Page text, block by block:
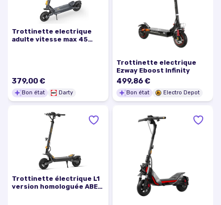
Trottinette electrique
adulte vitesse max 45
379,00 €
Bon état Darty
Trottinette electrique
Ezway Eboost Infinity
499,86 €
Bon état Electro Depot
Trottinette électrique L1
version homologuée ABE